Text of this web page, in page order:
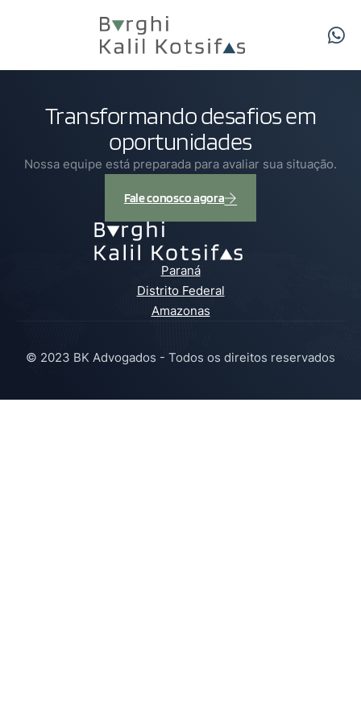
Transformando desafios em
oportunidades
Nossa equipe está preparada para avaliar sua situação.
Fale conosco agora
Paraná
Distrito Federal
Amazonas
© 2023 BK Advogados - Todos os direitos reservados